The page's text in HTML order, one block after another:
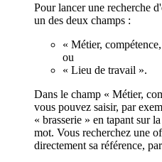
Pour lancer une recherche
un des deux champs :
« Métier,
ou
« Lieu de travail ».
Dans le champ « Métier,
vous pouvez saisir, par
« brasserie » en tapant sur
mot. Vous recherchez une
directement sa référence,